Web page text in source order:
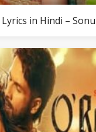
Lyrics in Hindi –